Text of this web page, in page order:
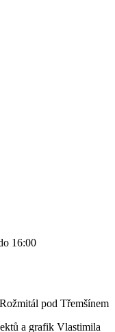
16:00
pod Třemšínem
a grafik Vlastimila